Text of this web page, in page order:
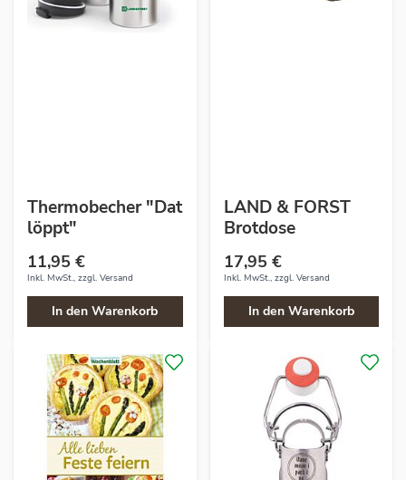
Thermobecher "Dat
löppt"
11,95 €
Inkl. MwSt., zzgl. Versand
In den Warenkorb
LAND & FORST
Brotdose
17,95 €
Inkl. MwSt., zzgl. Versand
In den Warenkorb